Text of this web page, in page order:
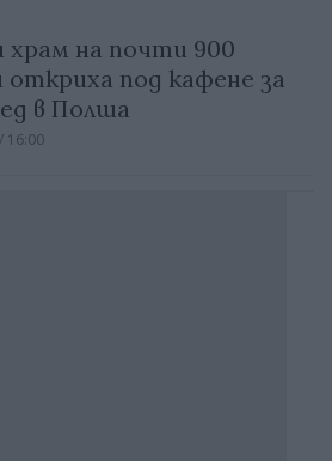
храм на почти 900
откриха под кафене за
в Полша
16:00